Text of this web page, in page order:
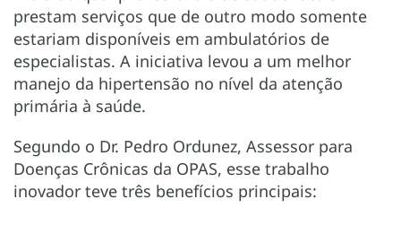
prestam serviços que de outro modo somente
estariam disponíveis em ambulatórios de
especialistas. A iniciativa levou a um melhor
manejo da hipertensão no nível da atenção
primária à saúde.
Segundo o Dr. Pedro Ordunez, Assessor para
Doenças Crônicas da OPAS, esse trabalho
inovador teve três benefícios principais: